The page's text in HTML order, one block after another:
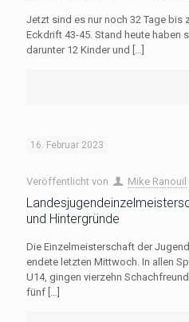
Jetzt sind es nur noch 32 Tage bis
Eckdrift 43-45. Stand heute haben
darunter 12 Kinder und […]
16. Februar 2023
Veröffentlicht von Mike Ranouil
und Hintergründe
Die Einzelmeisterschaft der
endete letzten Mittwoch. In allen
U14, gingen vierzehn
fünf […]